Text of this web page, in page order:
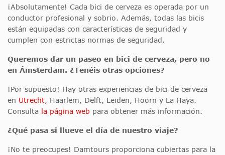
¡Absolutamente! Cada bici de cerveza es operada por un
conductor profesional y sobrio. Además, todas las bicis
están equipadas con características de seguridad y
cumplen con estrictas normas de seguridad.
Queremos dar un paseo en bici de cerveza, pero no
en Ámsterdam. ¿Tenéis otras opciones?
¡Por supuesto! Hay otras experiencias de bici de cerveza
en Utrecht, Haarlem, Delft, Leiden, Hoorn y La Haya.
Consulta la página web para obtener más información.
¿Qué pasa si llueve el día de nuestro viaje?
¡No te preocupes! Damtours proporciona cubiertas para la